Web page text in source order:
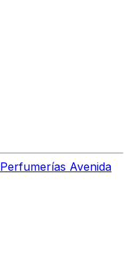
Perfumerías Avenida